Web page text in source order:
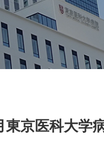
京医科大学